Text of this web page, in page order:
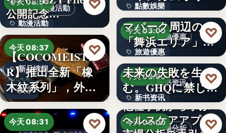
動漫活動
今天 08:59
動漫活動
3,000円
公開記念…
♡
今天 08:37
新品情報
文字
【COCOMEISTE
R】推出全新「橡
木紋系列」，外層
採…
♡
今天 08:31 ♡
點數娛樂
文字
パ」開始
旅遊優惠
今天 03:00
旅遊優惠
文字
Peachで行くテー
マパーク周辺の
「舞浜エリア」ホ
テルも…
♡
新书资讯
今天 03:00
新书资讯
文字
かつての成功が、
未来の失敗を生
む。GHQに禁じら
れた「禁…
♡
市場分析
今天 03:00
他社事例から学ぶ
ヘルスケアアプリ
♡